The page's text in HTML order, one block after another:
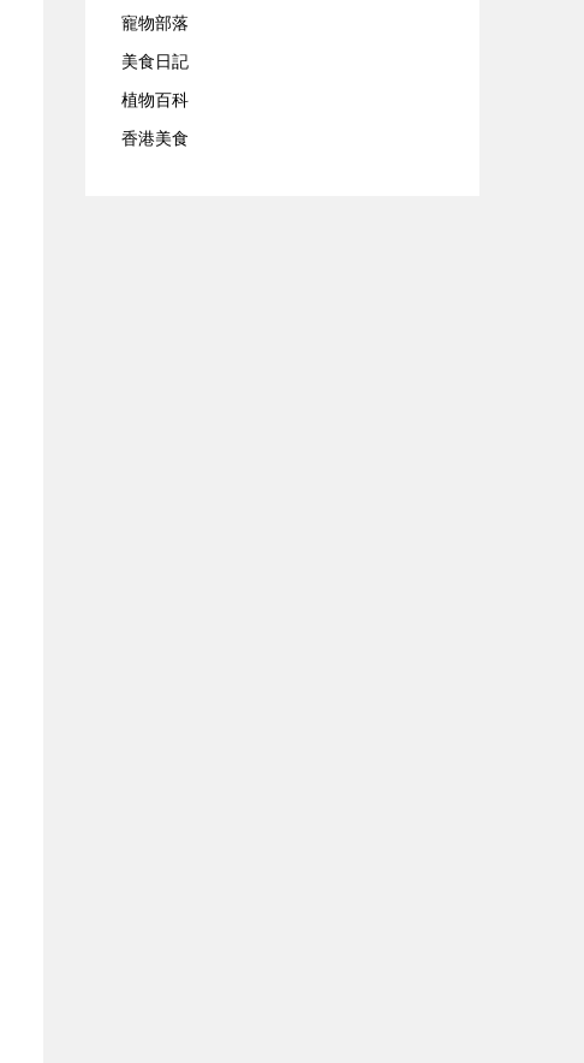
寵物部落
美食日記
植物百科
香港美食